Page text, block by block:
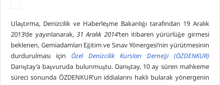
Ulaştırma, Denizcilik ve Haberleşme Bakanlığı tarafından 19 Aralık
2013’de yayınlanarak,31 Aralık 2014’ten itibaren yürürlüğe girmesi
beklenen, Gemiadamları Eğitim ve Sınav Yönergesi’nin yürütmesinin
durdurulması için Özel Denizcilik Kursları Derneği (ÖZDENKUR)
Danıştay’a başvuruda bulunmuştu. Danıştay, 10 ay süren mahkeme
süreci sonunda ÖZDENKUR’un iddialarını haklı bularak yönergenin